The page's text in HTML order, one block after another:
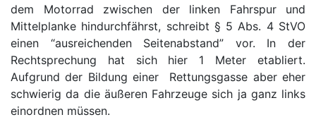
dem Motorrad zwischen der linken Fahrspur und
Mittelplanke hindurchfährst, schreibt § 5 Abs. 4 StVO
einen “ausreichenden Seitenabstand” vor. In der
Rechtsprechung hat sich hier 1 Meter etabliert.
Aufgrund der Bildung einer Rettungsgasse aber eher
schwierig da die äußeren Fahrzeuge sich ja ganz links
einordnen müssen.